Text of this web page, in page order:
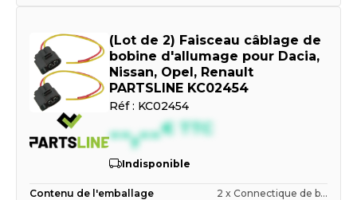
(Lot de 2) Faisceau câblage de
bobine d'allumage pour Dacia,
Nissan, Opel, Renault
PARTSLINE KC02454
Réf : KC02454
--,--€ TTC
Indisponible
Contenu de l'emballage
2 x Connectique de b...